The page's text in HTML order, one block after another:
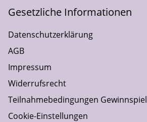
Gesetzliche Informationen
Datenschutzerklärung
AGB
Impressum
Widerrufsrecht
Teilnahmebedingungen Gewinnspiel
Cookie-Einstellungen